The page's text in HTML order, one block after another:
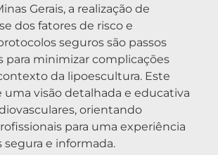
Gerais, a realização de
dos fatores de risco e
seguros são passos
para minimizar complicações
da lipoescultura. Este
uma visão detalhada e educativa
orientando
para uma experiência
segura e informada.